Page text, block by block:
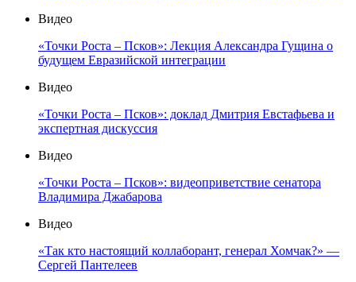
Видео
«Точки Роста – Псков»: Лекция Александра Гущина о
будущем Евразийской интеграции
Видео
«Точки Роста – Псков»: доклад Дмитрия Евстафьева и
экспертная дискуссия
Видео
«Точки Роста – Псков»: видеоприветствие сенатора
Владимира Джабарова
Видео
«Так кто настоящий коллаборант, генерал Хомчак?» —
Сергей Пантелеев